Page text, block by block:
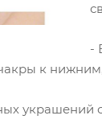
-
к
украшений